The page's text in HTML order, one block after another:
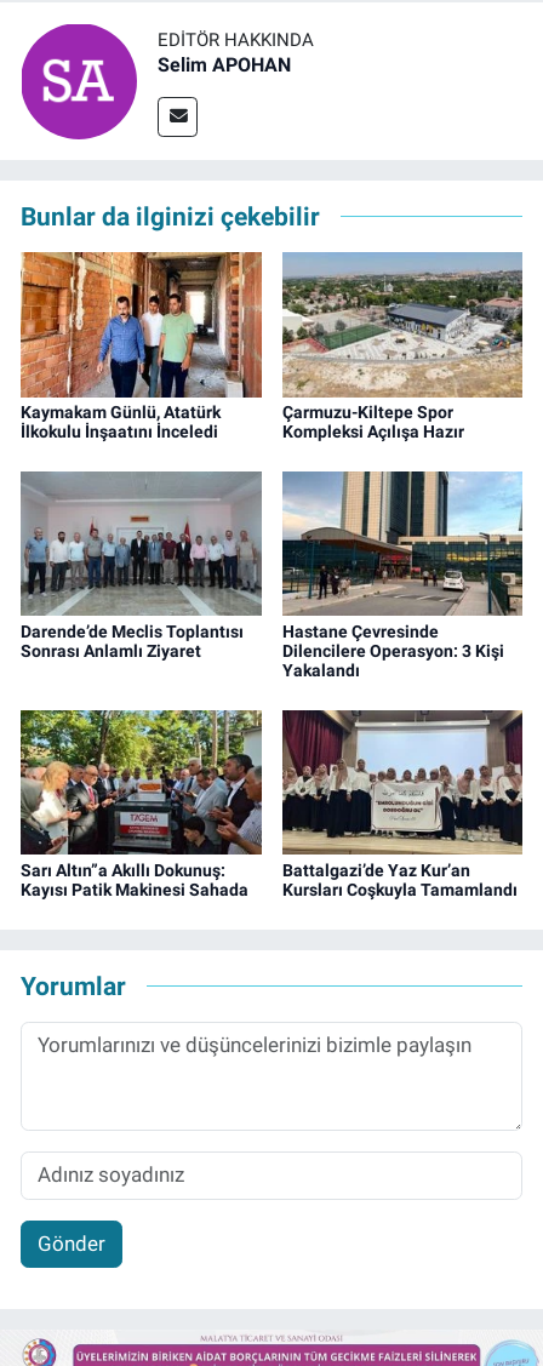
EDITÖR HAKKINDA
Selim APOHAN
Bunlar da ilginizi çekebilir
Kaymakam Günlü, Atatürk
İlkokulu İnşaatını İnceledi
Çarmuzu-Kiltepe Spor
Kompleksi Açılışa Hazır
Darende’de Meclis Toplantısı
Sonrası Anlamlı Ziyaret
Hastane Çevresinde
Dilencilere Operasyon: 3 Kişi
Yakalandı
Sarı Altın”a Akıllı Dokunuş:
Kayısı Patik Makinesi Sahada
Battalgazi’de Yaz Kur’an
Kursları Coşkuyla Tamamlandı
Yorumlar
Gönder